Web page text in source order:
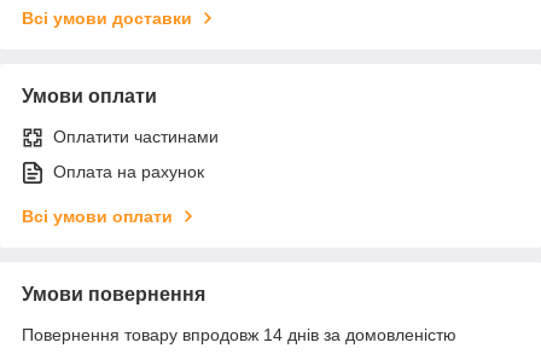
Всі умови доставки
Умови оплати
Оплатити частинами
Оплата на рахунок
Всі умови оплати
Умови повернення
Повернення товару впродовж 14 днів за домовленістю